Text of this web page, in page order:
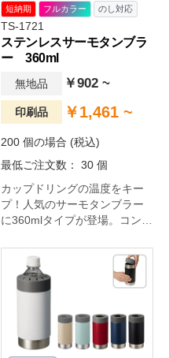
短納期 フルカラー のし対応
TS-1721
ステンレスサーモタンブラ
ー 360ml
無地品 ￥902 ~
印刷品 ￥1,461 ~
200 個の場合 (税込)
最低ご注文数： 30 個
カップドリングの温度をキー
プ！人気のサーモタンブラー
に360mlタイプが登場。コンビ
トカップが入り、保温保冷で
きる形状で使いやすさと便利
さが両立。そのままドリンク
ルダーとして使っても長時間
飲みごろ温度を保ちます。